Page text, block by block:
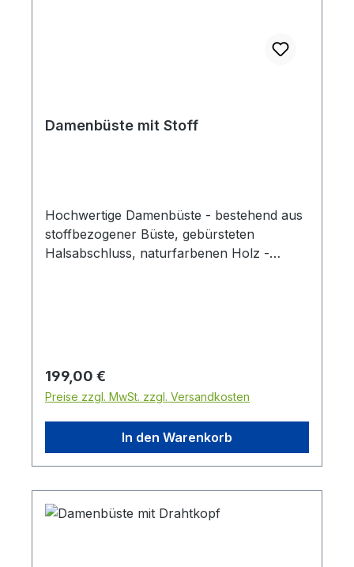
Damenbüste mit Stoff
Hochwertige Damenbüste - bestehend aus
stoffbezogener Büste, gebürsteten
Halsabschluss, naturfarbenen Holz -
Schulterbreite: 38,5 cm
Regulärer Preis:
199,00 €
Preise zzgl. MwSt. zzgl. Versandkosten
In den Warenkorb